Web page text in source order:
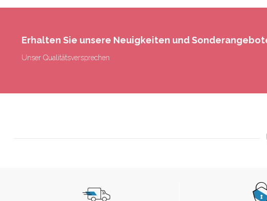
Erhalten Sie unsere Neuigkeiten und
Unser Qualitätsversprechen